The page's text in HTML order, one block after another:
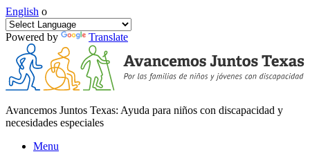
English o
Powered by Translate
Avancemos Juntos Texas: Ayuda para niños con discapacidad y
necesidades especiales
Menu